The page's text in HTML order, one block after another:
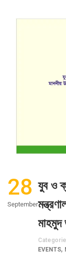
28
September
যুব ও
মাহমুদ
EVENTS,